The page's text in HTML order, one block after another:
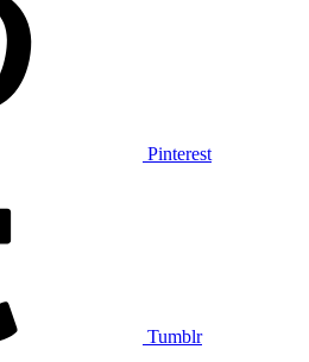
Pinterest
Tumblr